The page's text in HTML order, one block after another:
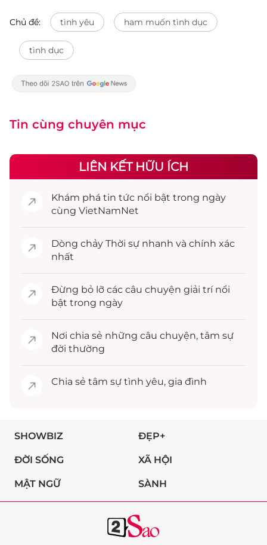
Chủ đề: tình yêu ham muốn tình dục
tình dục
Tin cùng chuyên mục
LIÊN KẾT HỮU ÍCH
Khám phá tin tức nổi bật trong ngày
cùng VietNamNet
Dòng chảy Thời sự nhanh và chính xác
nhất
Đừng bỏ lỡ các câu chuyện giải trínổi
bật trong ngày
Nơi chia sẻ những câu chuyện, tâm sự
đời thường
Chia sẻ tâm sự tình yêu, gia đình
SHOWBIZ ĐẸP+
ĐỜI SỐNG XÃ HỘI
MẬT NGỮ SÀNH